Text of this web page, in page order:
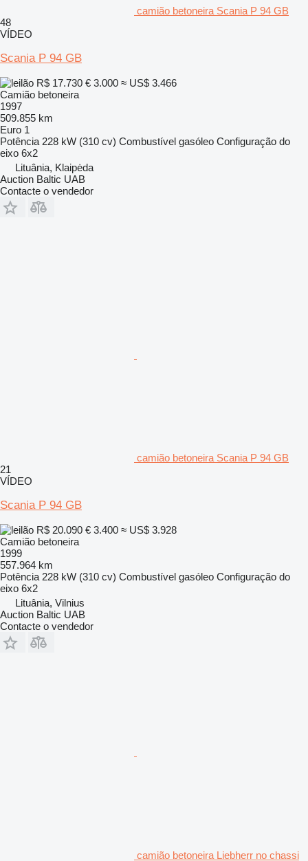
camião betoneira Scania P 94 GB
48
VÍDEO
Scania P 94 GB
R$ 17.730 € 3.000 ≈ US$ 3.466
Camião betoneira
1997
509.855 km
Euro 1
Potência 228 kW (310 cv) Combustível gasóleo Configuração do
eixo 6x2
Lituânia, Klaipėda
Auction Baltic UAB
Contacte o vendedor
camião betoneira Scania P 94 GB
21
VÍDEO
Scania P 94 GB
R$ 20.090 € 3.400 ≈ US$ 3.928
Camião betoneira
1999
557.964 km
Potência 228 kW (310 cv) Combustível gasóleo Configuração do
eixo 6x2
Lituânia, Vilnius
Auction Baltic UAB
Contacte o vendedor
camião betoneira Liebherr no chassi